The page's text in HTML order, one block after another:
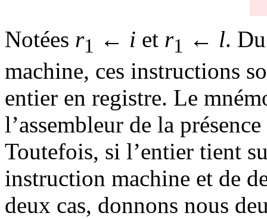
Notées r1 ← i et r1 ← l.
machine, ces instructions
entier en registre. Le
l’assembleur de la
Toutefois, si l’entier tient
instruction machine et de
deux cas, donnons nous